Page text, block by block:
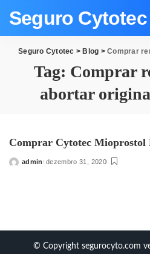
Seguro Cytotec
Seguro Cytotec > Blog >Comprar
Tag: Comprar
abortar
Comprar Cytotec Mioprostol
Posted
admin dezembro 31, 2020
© Copyright segurocyto.com